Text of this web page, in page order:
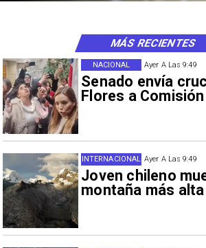
Ayer A Las 9:49
Senado envía
Flores a
NACIONAL
Ayer A Las 9:49
Joven chileno
montaña más
INTERNACIONAL
MÁS RECIENTES